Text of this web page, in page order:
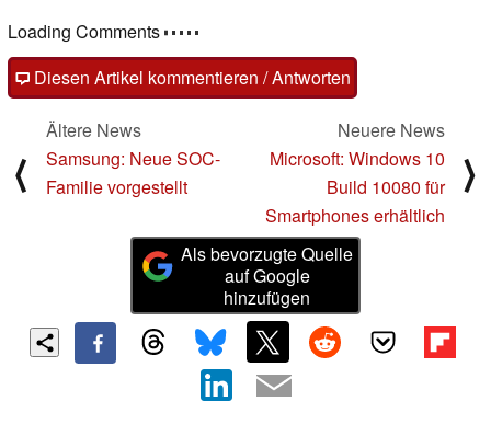
Loading Comments
Diesen Artikel kommentieren / Antworten
⟨
Ältere News
Samsung: Neue SOC-
Familie vorgestellt
Neuere News
Microsoft: Windows 10
Build 10080 für
Smartphones erhältlich
⟩
Als bevorzugte Quelle
auf Google
hinzufügen